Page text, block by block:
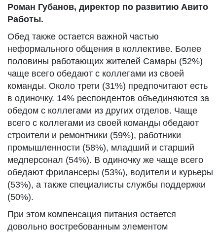
Роман Губанов, директор по развитию Авито
Работы.
Обед также остается важной частью
неформального общения в коллективе. Более
половины работающих жителей Самары (52%)
чаще всего обедают с коллегами из своей
команды. Около трети (31%) предпочитают есть
в одиночку. 14% респондентов объединяются за
обедом с коллегами из других отделов. Чаще
всего с коллегами из своей команды обедают
строители и ремонтники (59%), работники
промышленности (58%), младший и старший
медперсонал (54%). В одиночку же чаще всего
обедают фрилансеры (53%), водители и курьеры
(53%), а также специалисты службы поддержки
(50%).
При этом компенсация питания остается
довольно востребованным элементом